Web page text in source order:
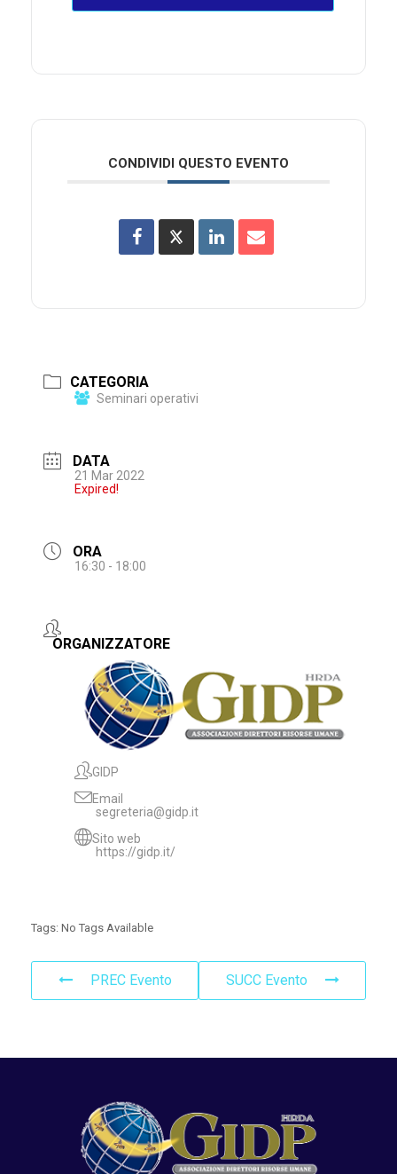
CONDIVIDI QUESTO EVENTO
CATEGORIA
Seminari operativi
DATA
21 Mar 2022
Expired!
ORA
16:30 - 18:00
ORGANIZZATORE
GIDP
Email
segreteria@gidp.it
Sito web
https://gidp.it/
Tags: No Tags Available
PREC Evento SUCC Evento